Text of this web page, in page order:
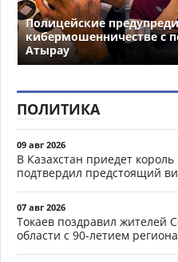
Полицейские
кибермошенничестве с
Атырау
ПОЛИТИКА
09 авг 2026
В Казахстан приедет
подтвердил предстоящий
07 авг 2026
Токаев поздравил жителей
области с 90-летием региона